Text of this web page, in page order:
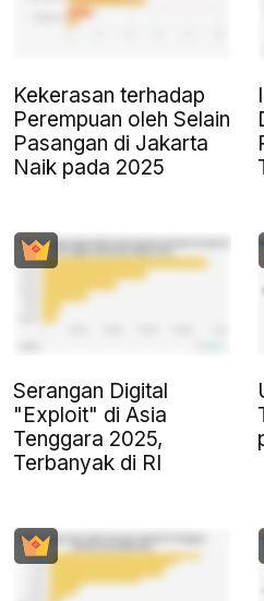
Kekerasan terhadap
Perempuan oleh Selain
Pasangan di Jakarta
Naik pada 2025
Serangan Digital
"Exploit" di Asia
Tenggara 2025,
Terbanyak di RI